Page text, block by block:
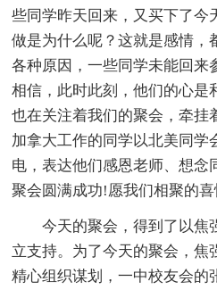
些同学昨天回来，又买下了今
做是为什么呢？这就是感情，
各种原因，一些同学未能回来
相信，此时此刻，他们的心是
也在关注着我们的聚会，牵挂
加拿大工作的同学以北美同学
电，表达他们感恩老师、想念
聚会圆满成功!愿我们相聚的喜
今天的聚会，得到了以焦
立支持。为了今天的聚会，焦
精心组织谋划，一中校友会的